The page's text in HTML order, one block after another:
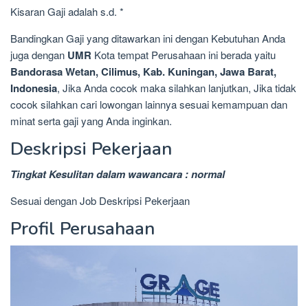
Kisaran Gaji adalah s.d. *
Bandingkan Gaji yang ditawarkan ini dengan Kebutuhan Anda
juga dengan UMR Kota tempat Perusahaan ini berada yaitu
Bandorasa Wetan, Cilimus, Kab. Kuningan, Jawa Barat,
Indonesia, Jika Anda cocok maka silahkan lanjutkan, Jika tidak
cocok silahkan cari lowongan lainnya sesuai kemampuan dan
minat serta gaji yang Anda inginkan.
Deskripsi Pekerjaan
Tingkat Kesulitan dalam wawancara : normal
Sesuai dengan Job Deskripsi Pekerjaan
Profil Perusahaan